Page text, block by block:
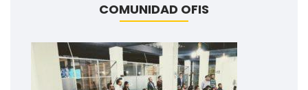
COMUNIDAD OFIS